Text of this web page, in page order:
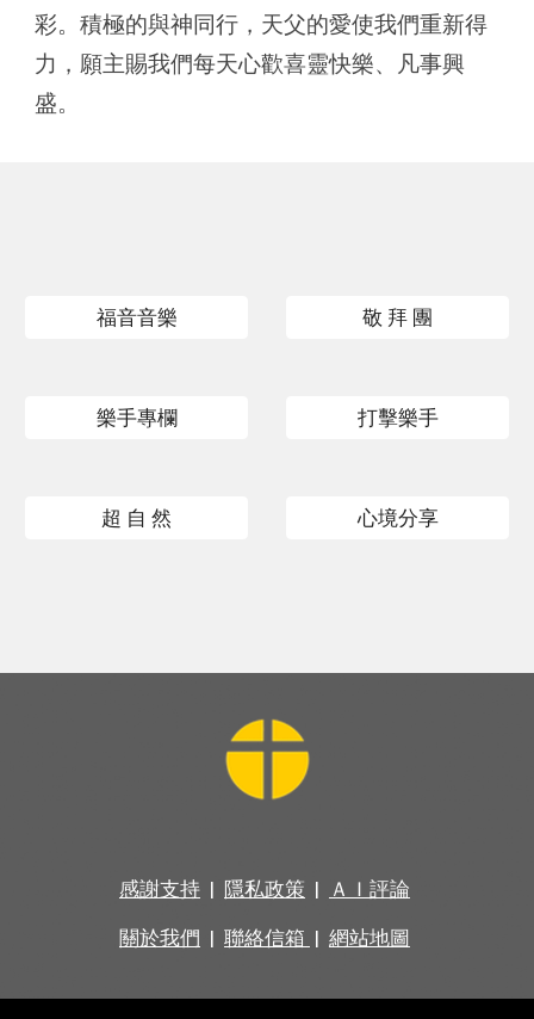
彩。積極的與神同行，天父的愛使我們重新得
力，願主賜我們每天心歡喜靈快樂、凡事興
盛。
福音音樂 敬 拜 團
樂手專欄 打擊樂手
超 自 然 心境分享
感謝支持 | 隱私政策 | ＡＩ評論
關於我們 | 聯絡信箱 | 網站地圖